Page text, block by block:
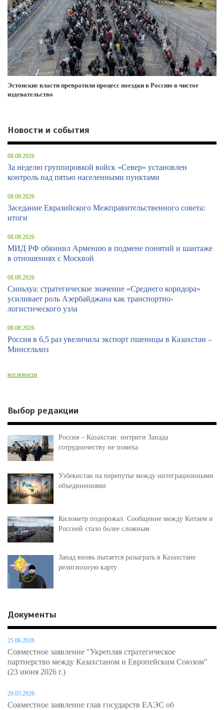
Эстонские власти превратили процесс поездки в Россию в чистое
издевательство
Новости и события
08.08.2026
За неделю группировкой войск «Север» установлен
контроль над пятью населенными пунктами
08.08.2026
Заседание Евразийского Межправительственного совета:
итоги
08.08.2026
МИД РФ обвинил Армению в подмене понятий и шантаже
в отношениях с Москвой
08.08.2026
Синьхуа: стратегическое значение «Среднего коридора»
усиливает роль Азербайджана как транспортно-
логистического узла
08.08.2026
Россия в 6,5 раз увеличила экспорт пшеницы в Казахстан –
Минсельхоз
все новости
Выбор редакции
Россия – Казахстан: интриги Запада
сотрудничеству не помеха
Узбекистан на перепутье между интеграционными
объединениями
Километр подорожал. Сообщение между Китаем и
Россией стало более сложным
Запад вновь пытается разыграть в Казахстане
религиозную карту
Документы
25.06.2026
Совместное заявление "Укрепляя стратегическое
партнерство между Казахстаном и Европейским Союзом"
(23 июня 2026 г.)
29.05.2026
Совместное заявление глав государств ЕАЭС об